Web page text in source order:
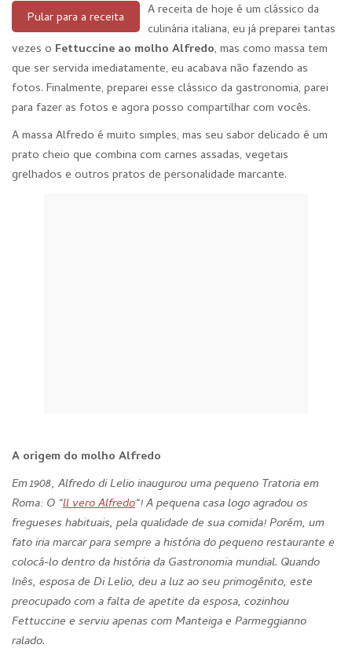
Pular para a receita
A receita de hoje é um clássico da
culinária italiana, eu já preparei tantas
vezes o Fettuccine ao molho Alfredo, mas como massa tem
que ser servida imediatamente, eu acabava não fazendo as
fotos. Finalmente, preparei esse clássico da gastronomia, parei
para fazer as fotos e agora posso compartilhar com vocês.
A massa Alfredo é muito simples, mas seu sabor delicado é um
prato cheio que combina com carnes assadas, vegetais
grelhados e outros pratos de personalidade marcante.
A origem do molho Alfredo
Em 1908, Alfredo di Lelio inaugurou uma pequeno Tratoria em
Roma: O “ll vero Alfredo“! A pequena casa logo agradou os
fregueses habituais, pela qualidade de sua comida! Porém, um
fato iria marcar para sempre a história do pequeno restaurante e
colocá-lo dentro da história da Gastronomia mundial. Quando
Inês, esposa de Di Lelio, deu a luz ao seu primogênito, este
preocupado com a falta de apetite da esposa, cozinhou
Fettuccine e serviu apenas com Manteiga e Parmeggianno
ralado.